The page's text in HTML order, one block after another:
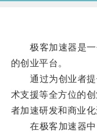
极客加速器是一
的创业平台。
通过为创业者提
术支援等全方位的
者加速研发和商业化
在极客加速器中